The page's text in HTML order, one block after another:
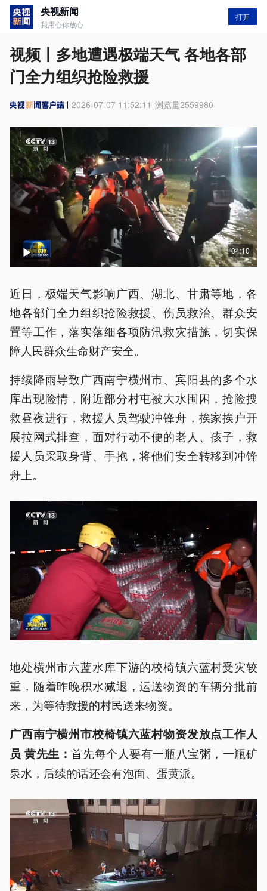
央视新闻
我用心你放心
打开
视频丨多地遭遇极端天气 各地各部
门全力组织抢险救援
2026-07-07 11:52:11 浏览量2559980
04:10
近日，极端天气影响广西、湖北、甘肃等地，各
地各部门全力组织抢险救援、伤员救治、群众安
置等工作，落实落细各项防汛救灾措施，切实保
障人民群众生命财产安全。
持续降雨导致广西南宁横州市、宾阳县的多个水
库出现险情，附近部分村屯被大水围困，抢险搜
救昼夜进行，救援人员驾驶冲锋舟，挨家挨户开
展拉网式排查，面对行动不便的老人、孩子，救
援人员采取身背、手抱，将他们安全转移到冲锋
舟上。
地处横州市六蓝水库下游的校椅镇六蓝村受灾较
重，随着昨晚积水减退，运送物资的车辆分批前
来，为等待救援的村民送来物资。
广西南宁横州市校椅镇六蓝村物资发放点工作人
员 黄先生：首先每个人要有一瓶八宝粥，一瓶矿
泉水，后续的话还会有泡面、蛋黄派。